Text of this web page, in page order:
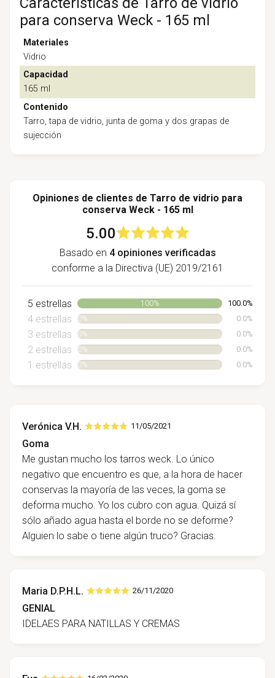
para conserva Weck - 165 ml
Materiales
Vidrio
Capacidad
165 ml
Contenido
Tarro, tapa de vidrio, junta de goma y dos grapas de
sujección
Opiniones de clientes de Tarro de vidrio para
conserva Weck - 165 ml
5.00
Basado en 4 opiniones verificadas
conforme a la Directiva (UE) 2019/2161
5 estrellas 100% 100.0%
4 estrellas 0% 0.0%
3 estrellas 0% 0.0%
2 estrellas 0% 0.0%
1 estrellas 0% 0.0%
Verónica V.H. 11/05/2021
Goma
Me gustan mucho los tarros weck. Lo único
negativo que encuentro es que, a la hora de hacer
conservas la mayoría de las veces, la goma se
deforma mucho. Yo los cubro con agua. Quizá sí
sólo añado agua hasta el borde no se deforme?
Alguien lo sabe o tiene algún truco? Gracias.
Maria D.P.H.L. 26/11/2020
GENIAL
IDELAES PARA NATILLAS Y CREMAS